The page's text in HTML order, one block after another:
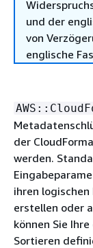
und der
von
englische
der
werden.
ihren logischen
erstellen oder
können Sie
Sortieren